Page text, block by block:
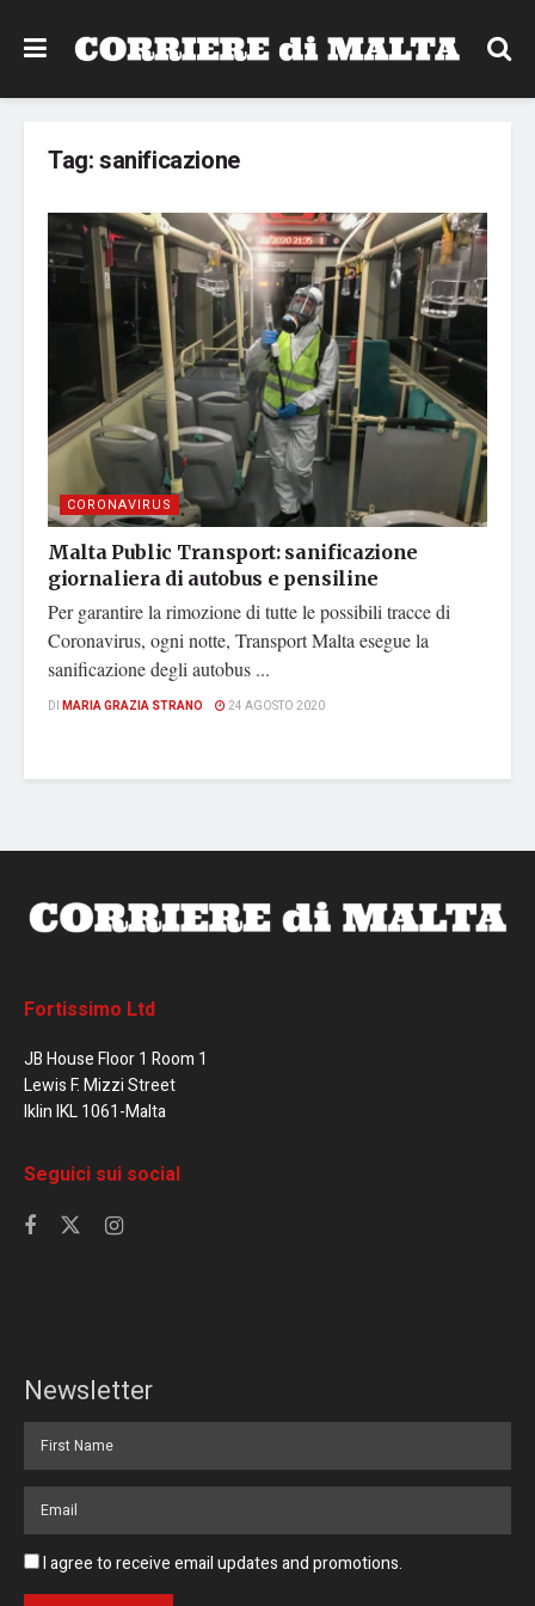
Tag:sanificazione
CORONAVIRUS
Malta Public Transport: sanificazione
giornaliera di autobus e pensiline
Per garantire la rimozione di tutte le possibili tracce di
Coronavirus, ogni notte, Transport Malta esegue la
sanificazione degli autobus ...
DI MARIA GRAZIA STRANO 24 AGOSTO 2020
Fortissimo Ltd
JB House Floor 1 Room 1
Lewis F. Mizzi Street
Iklin IKL 1061-Malta
Seguici sui social
Newsletter
I agree to receive email updates and promotions.